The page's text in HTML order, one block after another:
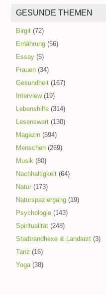
GESUNDE THEMEN
Birgit (72)
Ernährung (56)
Essay (5)
Frauen (34)
Gesundheit (167)
Interview(19)
Lebenshilfe (314)
Lesenswert (130)
Magazin (594)
Menschen (269)
Musik (80)
Nachhaltigkeit (64)
Natur (173)
Naturspaziergang (19)
Psychologie (143)
Spiritualität (248)
Stadtrandhexe & Landarzt (3)
Tanz (16)
Yoga(38)